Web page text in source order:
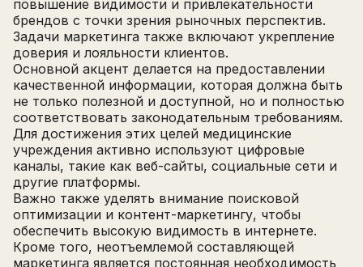
повышение видимости и привлекательности
брендов с точки зрения рыночных перспектив.
Задачи маркетинга также включают укрепление
доверия и лояльности клиентов.
Основной акцент делается на предоставлении
качественной информации, которая должна быть
не только полезной и доступной, но и полностью
соответствовать законодательным требованиям.
Для достижения этих целей медицинские
учреждения активно используют цифровые
каналы, такие как веб-сайты, социальные сети и
другие платформы.
Важно также уделять внимание поисковой
оптимизации и контент-маркетингу, чтобы
обеспечить высокую видимость в интернете.
Кроме того, неотъемлемой составляющей
маркетинга является постоянная необходимость